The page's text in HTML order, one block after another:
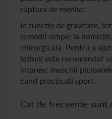
ruptura de menisc.
In functie de gravitate,
remedii simple la
chirurgicala. Pentru a
leziuni este recomandat
intaresc muschii
cand practicati sport.
Cat de frecvente sunt